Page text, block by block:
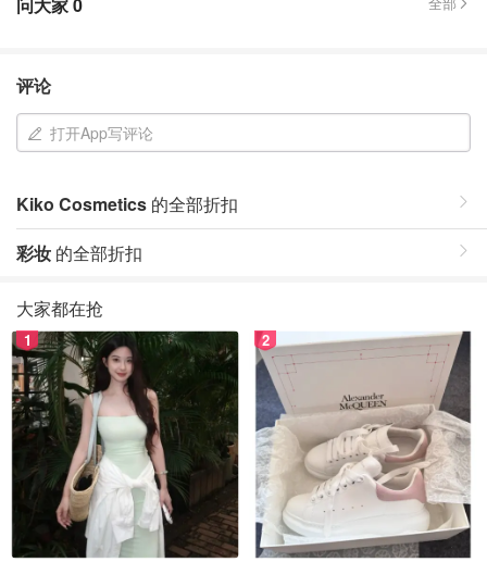
评论
打开App写评论
Kiko Cosmetics 的全部折扣
彩妆 的全部折扣
大家都在抢
1 2